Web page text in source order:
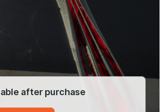
after purchase